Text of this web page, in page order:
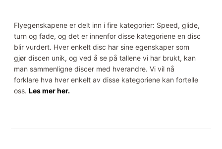
Flyegenskapene er delt inn i fire kategorier: Speed, glide,
turn og fade, og det er innenfor disse kategoriene en disc
blir vurdert. Hver enkelt disc har sine egenskaper som
gjør discen unik, og ved å se på tallene vi har brukt, kan
man sammenligne discer med hverandre. Vi vil nå
forklare hva hver enkelt av disse kategoriene kan fortelle
oss.Les mer her.